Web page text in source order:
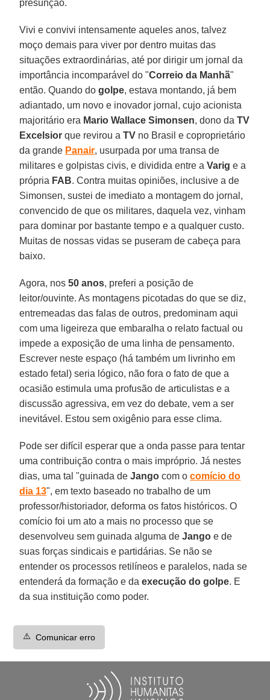
presunção.
Vivi e convivi intensamente aqueles anos, talvez
moço demais para viver por dentro muitas das
situações extraordinárias, até por dirigir um jornal da
importância incomparável do "Correio da Manhã"
então. Quando dogolpe, estava montando, já bem
adiantado, um novo e inovador jornal, cujo acionista
majoritário era Mario Wallace Simonsen, dono daTV
Excelsior que revirou aTV no Brasil e coproprietário
da grande Panair, usurpada por uma transa de
militares e golpistas civis, e dividida entre aVarig e a
própria FAB. Contra muitas opiniões, inclusive a de
Simonsen, sustei de imediato a montagem do jornal,
convencido de que os militares, daquela vez, vinham
para dominar por bastante tempo e a qualquer custo.
Muitas de nossas vidas se puseram de cabeça para
baixo.
Agora, nos50 anos, preferi a posição de
leitor/ouvinte. As montagens picotadas do que se diz,
entremeadas das falas de outros, predominam aqui
com uma ligeireza que embaralha o relato factual ou
impede a exposição de uma linha de pensamento.
Escrever neste espaço (há também um livrinho em
estado fetal) seria lógico, não fora o fato de que a
ocasião estimula uma profusão de articulistas e a
discussão agressiva, em vez do debate, vem a ser
inevitável. Estou sem oxigênio para esse clima.
Pode ser difícil esperar que a onda passe para tentar
uma contribuição contra o mais impróprio. Já nestes
dias, uma tal "guinada deJango com ocomício do
dia 13", em texto baseado no trabalho de um
professor/historiador, deforma os fatos históricos. O
comício foi um ato a mais no processo que se
desenvolveu sem guinada alguma deJango e de
suas forças sindicais e partidárias. Se não se
entender os processos retilíneos e paralelos, nada se
entenderá da formação e daexecução do golpe. E
da sua instituição como poder.
⚠️ Comunicar erro